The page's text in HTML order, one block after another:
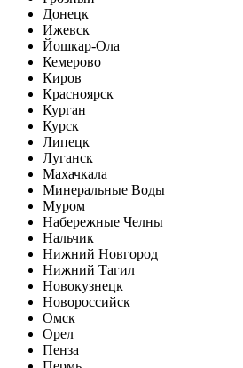
Донецк
Ижевск
Йошкар-Ола
Кемерово
Киров
Красноярск
Курган
Курск
Липецк
Луганск
Махачкала
Минеральные Воды
Муром
Набережные Челны
Нальчик
Нижний Новгород
Нижний Тагил
Новокузнецк
Новороссийск
Омск
Орел
Пенза